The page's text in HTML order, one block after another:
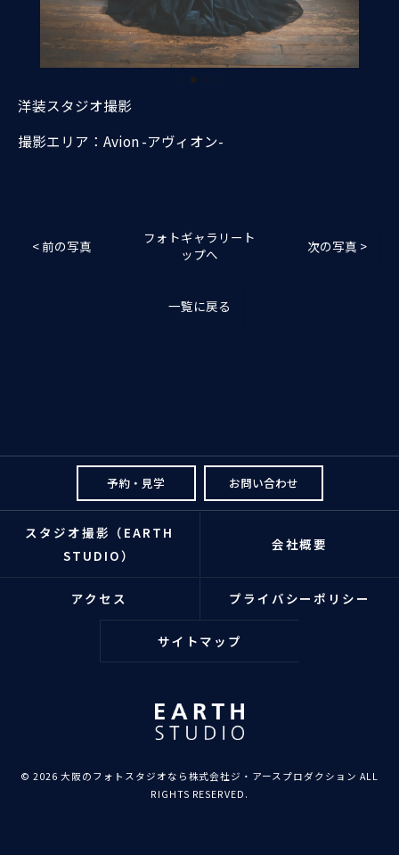
洋装スタジオ撮影
撮影エリア：Avion -アヴィオン-
< 前の写真
フォトギャラリート
ップへ
次の写真 >
一覧に戻る
予約・見学 お問い合わせ
スタジオ撮影（EARTH
STUDIO）
会社概要
アクセス プライバシーポリシー
サイトマップ
© 2026 大阪のフォトスタジオなら株式会社ジ・アースプロダクション ALL
RIGHTS RESERVED.